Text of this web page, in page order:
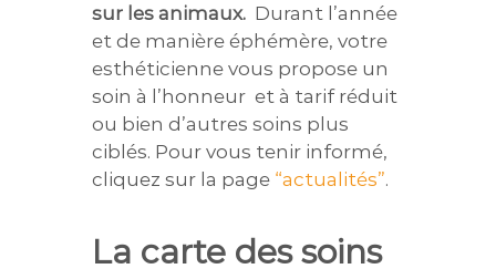
sur les animaux. Durant l’année
et de manière éphémère, votre
esthéticienne vous propose un
soin à l’honneur et à tarif réduit
ou bien d’autres soins plus
ciblés. Pour vous tenir informé,
cliquez sur la page “actualités”.
La carte des soins